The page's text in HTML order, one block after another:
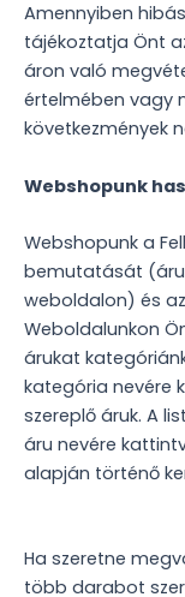
Amennyiben
tájékoztatja Önt
áron való
értelmében vagy
következmények
Webshopunk
Webshopunk a
bemutatását
weboldalon) és
Weboldalunkon
árukat
kategória nevére
szereplő áruk. A
áru nevére
alapján történő
Ha szeretne
több darabot